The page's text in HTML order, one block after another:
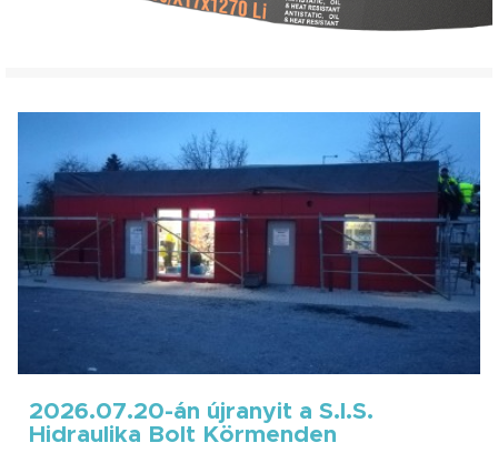
2026.07.20-án újranyit a S.I.S.
Hidraulika Bolt Körmenden